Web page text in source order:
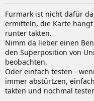
Furmark ist nicht dafür
ermitteln, die Karte
runter takten.
Nimm da lieber einen
den Superposition von
beobachten.
Oder einfach testen -
immer abstürtzen,
takten und nochmal